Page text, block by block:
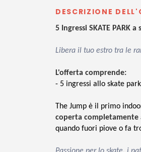
DESCRIZIONE
5 Ingressi SKATE PARK a
Libera il tuo estro tra le
L'offerta comprende:
- 5 ingressi allo skate
The Jump è il primo
coperta completamente
quando fuori piove o fa